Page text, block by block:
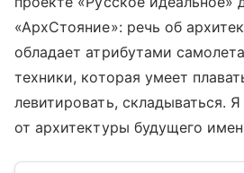
«АрхСтояние»: речь об
обладает атрибутами
техники, которая умеет
левитировать, складываться.
от архитектуры будущего